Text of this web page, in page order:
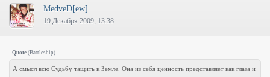
MedveD[ew]
19 Декабря 2009, 13:38
Quote (Battleship)
А смысл всю Судьбу тащить к Земле. Она из себя ценность представляет как глаза и